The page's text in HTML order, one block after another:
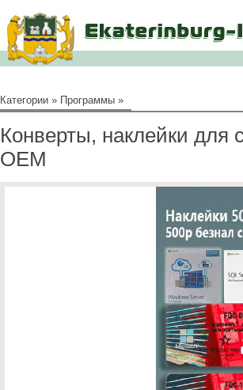
Категории » Программы »
Конверты, наклейки
OEM